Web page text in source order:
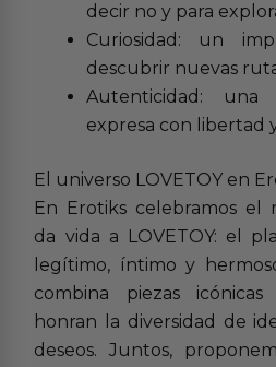
decir no y para
Curiosidad: un
descubrir nuevas
Autenticidad:
expresa con libertad
El universo LOVETOY en
En Erotiks celebramos el
da vida a LOVETOY: el
legítimo, íntimo y
combina piezas
honran la diversidad de
deseos. Juntos,